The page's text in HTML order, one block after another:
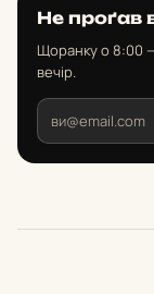
Не проґав
Щоранку о 8:00
вечір.